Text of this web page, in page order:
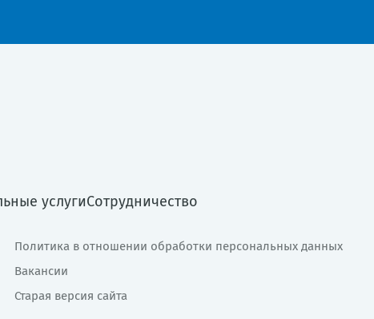
услугиСотрудничество
Политика в отношении обработки персональных данных
Вакансии
Старая версия сайта